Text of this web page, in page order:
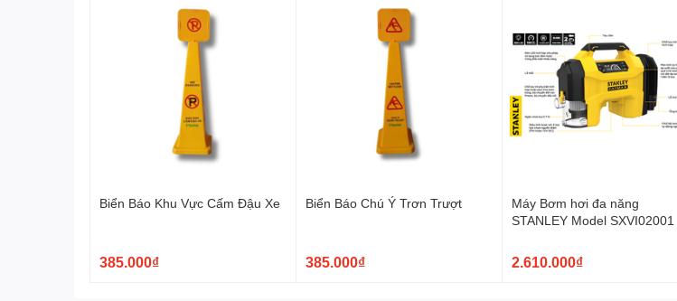
Để sử dụng bàn chải chà thớt chuyên dụng, bạn thực hiện các bước sau:
Ngâm thớt trong nước ấm có pha xà phòng hoặc giấm trong khoảng 15 phút.
Dùng bàn chải chà thớt chà sạch các vết bẩn trên thớt.
Rửa sạch thớt lại với nước sạch.
Phơi thớt ở nơi khô ráo.
Một số lưu ý khi sử dụng bàn chải chà thớt
Vệ sinh bàn chải chà thớt thường xuyên để đảm bảo vệ sinh.
Biển Báo Khu Vực Cấm Đậu Xe
385.000₫
Biển Báo Chú Ý Trơn Trượt
385.000₫
Máy Bơm hơi đa năng
STANLEY Model SXVI02001
2.610.000₫